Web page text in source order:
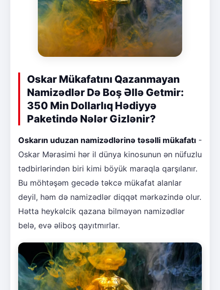
Oskar Mükafatını Qazanmayan
Namizədlər Də Boş Əllə Getmir:
350 Min Dollarlıq Hədiyyə
Paketində Nələr Gizlənir?
Oskarın uduzan namizədlərinə təsəlli mükafatı -
Oskar Mərasimi hər il dünya kinosunun ən nüfuzlu
tədbirlərindən biri kimi böyük maraqla qarşılanır.
Bu möhtəşəm gecədə təkcə mükafat alanlar
deyil, həm də namizədlər diqqət mərkəzində olur.
Hətta heykəlcik qazana bilməyən namizədlər
belə, evə əliboş qayıtmırlar.